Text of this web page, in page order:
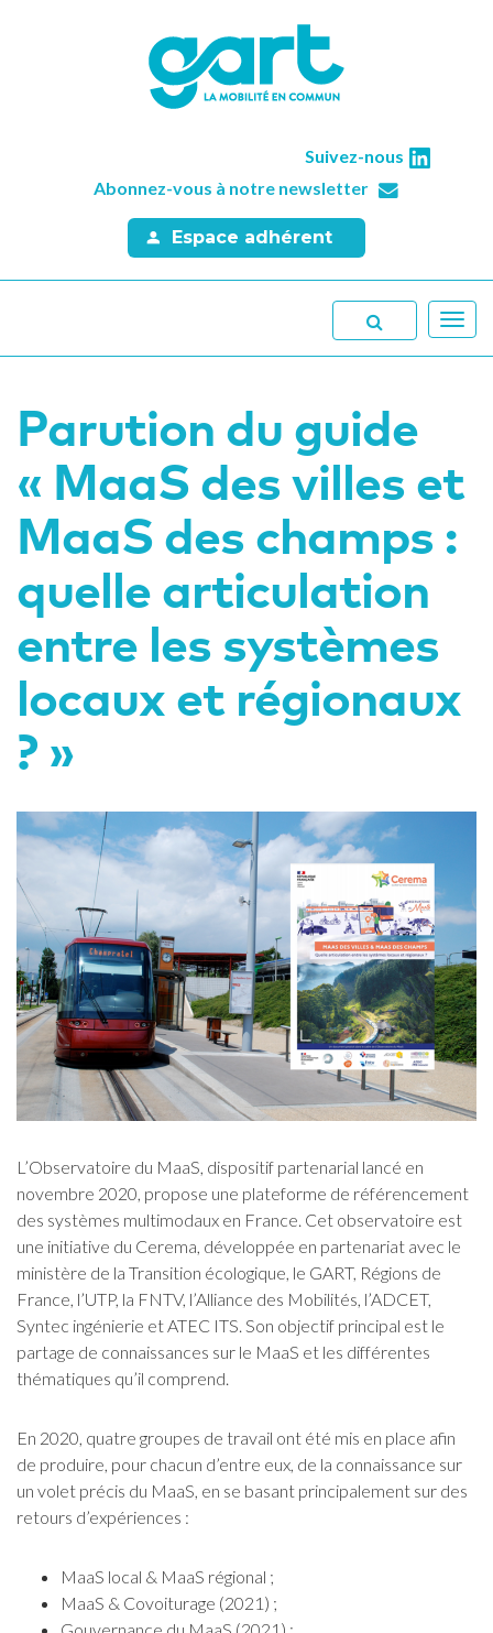
Suivez-nous
Abonnez-vous à notre newsletter
Espace adhérent
Parution du guide
« MaaS des villes et
MaaS des champs :
quelle articulation
entre les systèmes
locaux et régionaux
? »
L’Observatoire du MaaS, dispositif partenarial lancé en
novembre 2020, propose une plateforme de référencement
des systèmes multimodaux en France. Cet observatoire est
une initiative du Cerema, développée en partenariat avec le
ministère de la Transition écologique, le GART, Régions de
France, l’UTP, la FNTV, l’Alliance des Mobilités, l’ADCET,
Syntec ingénierie et ATEC ITS. Son objectif principal est le
partage de connaissances sur le MaaS et les différentes
thématiques qu’il comprend.
En 2020, quatre groupes de travail ont été mis en place afin
de produire, pour chacun d’entre eux, de la connaissance sur
un volet précis du MaaS, en se basant principalement sur des
retours d’expériences :
MaaS local & MaaS régional ;
MaaS & Covoiturage (2021) ;